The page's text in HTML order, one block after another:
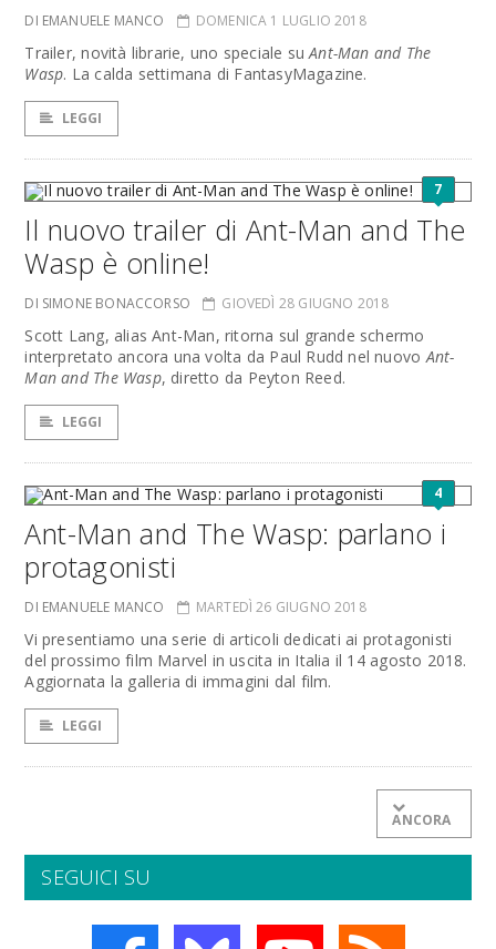
DI EMANUELE MANCO DOMENICA 1 LUGLIO 2018
Trailer, novità librarie, uno speciale suAnt-Man and The
Wasp. La calda settimana di FantasyMagazine.
LEGGI
7
Il nuovo trailer di Ant-Man and The
Wasp è online!
DI SIMONE BONACCORSO GIOVEDÌ 28 GIUGNO 2018
Scott Lang, alias Ant-Man, ritorna sul grande schermo
interpretato ancora una volta da Paul Rudd nel nuovoAnt-
Man and The Wasp, diretto da Peyton Reed.
LEGGI
4
Ant-Man and The Wasp: parlano i
protagonisti
DI EMANUELE MANCO MARTEDÌ 26 GIUGNO 2018
Vi presentiamo una serie di articoli dedicati ai protagonisti
del prossimo film Marvel in uscita in Italia il 14 agosto 2018.
Aggiornata la galleria di immagini dal film.
LEGGI
ANCORA
SEGUICI SU